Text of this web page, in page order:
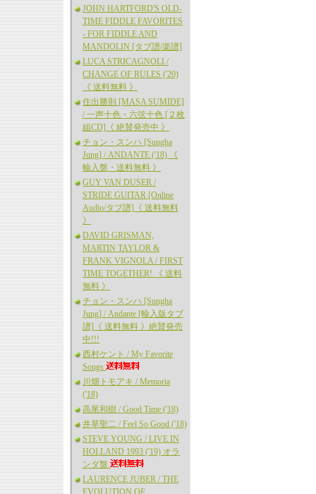
JOHN HARTFORD'S OLD-
TIME FIDDLE FAVORITES
- FOR FIDDLE AND
MANDOLIN [タブ譜/楽譜]
LUCA STRICAGNOLI /
CHANGE OF RULES ('20)
《 送料無料 》
住出勝則 [MASA SUMIDE]
/ 一声十色・六弦十色 [２枚
組CD]《 絶賛発売中 》
チョン・スンハ [Sungha
Jung] / ANDANTE ('18) 《
輸入盤・送料無料 》
GUY VAN DUSER /
STRIDE GUITAR [Online
Audio/タブ譜]《 送料無料
》
DAVID GRISMAN,
MARTIN TAYLOR &
FRANK VIGNOLA / FIRST
TIME TOGETHER! 《 送料
無料 》
チョン・スンハ [Sungha
Jung] / Andante [輸入版タブ
譜]《 送料無料 》絶賛発売
中!!!
西村ケント / My Favorite
Songs
川畑トモアキ / Memoria
('18)
高尾和樹 / Good Time ('18)
井草聖二 / Feel So Good ('18)
STEVE YOUNG / LIVE IN
HOLLAND 1993 ('19) オラ
ンダ盤
LAURENCE JUBER / THE